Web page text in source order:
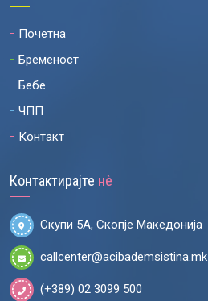
Почетна
Бременост
Бебе
ЧПП
Контакт
Контактирајте нѐ
Скупи 5А, Скопје Македонија
callcenter@acibademsistina.mk
(+389) 02 3099 500